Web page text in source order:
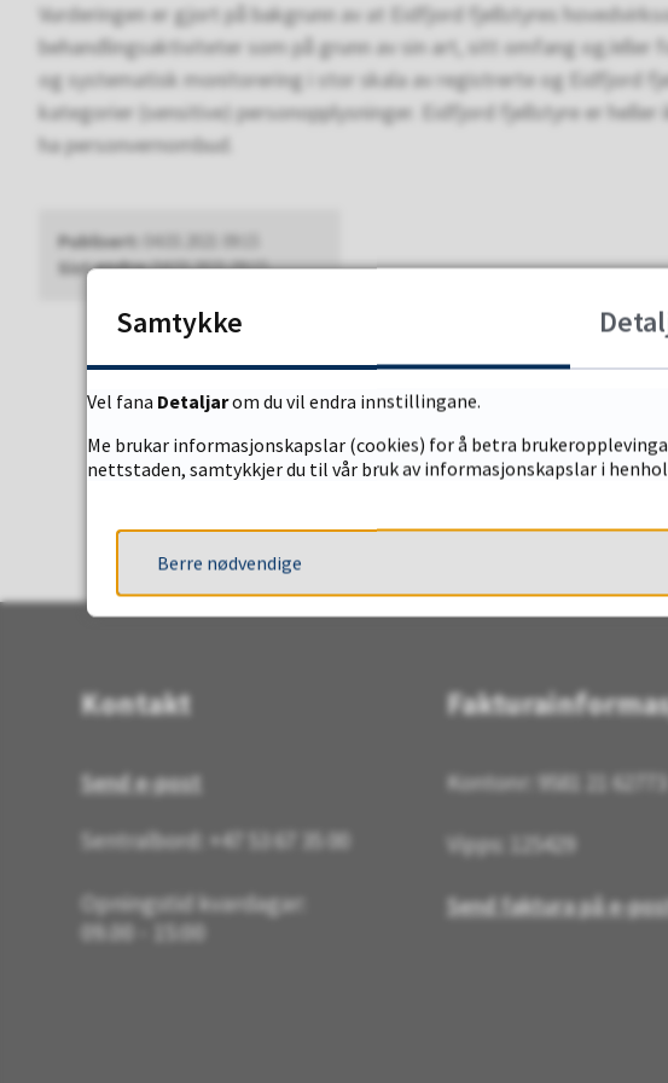
Vurderingen er gjort på bakgrunn av at Eidfjord fjellstyres
behandlingsaktiviteter som på grunn av sin art, sitt omfang og/eller
og systematisk monitorering i stor skala av registrerte og Eidfjord
kategorier (sensitive) personopplysninger. Eidfjord fjellstyre er heller
ha personvernombud.
Publisert
Sist endra 04.03.2021 09:15
Fann du det du leita
Kontakt
Send e-post
Sentralbord: +47 53 67 35 00
Opningstid kvardagar:
09.00 - 15:00
Kontonr: 9581 21 62773
Vipps: 125429
Send faktura på e-
Samtykke
Vel fana Detaljarom du vil endra innstillingane.
Me brukar informasjonskapslar (cookies) for å betra
nettstaden, samtykkjer du til vår bruk av informasjonskapslar i
Berre nødvendige